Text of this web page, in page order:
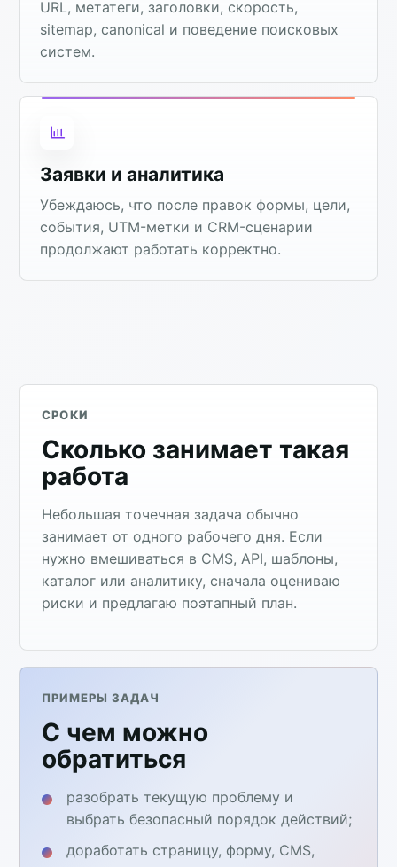
URL, метатеги, заголовки, скорость,
sitemap, canonical и поведение поисковых
систем.
Заявки и аналитика
Убеждаюсь, что после правок формы, цели,
события, UTM-метки и CRM-сценарии
продолжают работать корректно.
СРОКИ
Сколько занимает такая
работа
Небольшая точечная задача обычно
занимает от одного рабочего дня. Если
нужно вмешиваться в CMS, API, шаблоны,
каталог или аналитику, сначала оцениваю
риски и предлагаю поэтапный план.
ПРИМЕРЫ ЗАДАЧ
С чем можно
обратиться
разобрать текущую проблему и
выбрать безопасный порядок действий;
доработать страницу, форму, CMS,